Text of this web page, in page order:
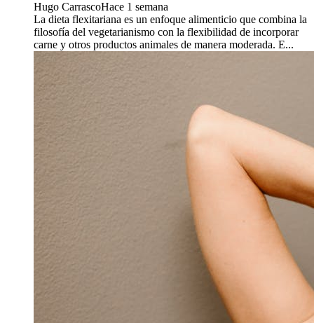
Hugo CarrascoHace 1 semana
La dieta flexitariana es un enfoque alimenticio que combina la
filosofía del vegetarianismo con la flexibilidad de incorporar
carne y otros productos animales de manera moderada. E...